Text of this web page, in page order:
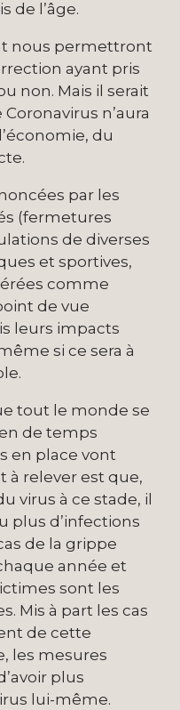
de l’âge.
nous permettront
ayant pris
non. Mais il serait
n’aura
du
par les
(fermetures
de diverses
et sportives,
comme
de vue
leurs impacts
si ce sera à
tout le monde se
de temps
en place vont
à relever est que,
virus à ce stade, il
plus d’infections
de la grippe
année et
sont les
Mis à part les cas
de cette
les mesures
plus
lui-même.